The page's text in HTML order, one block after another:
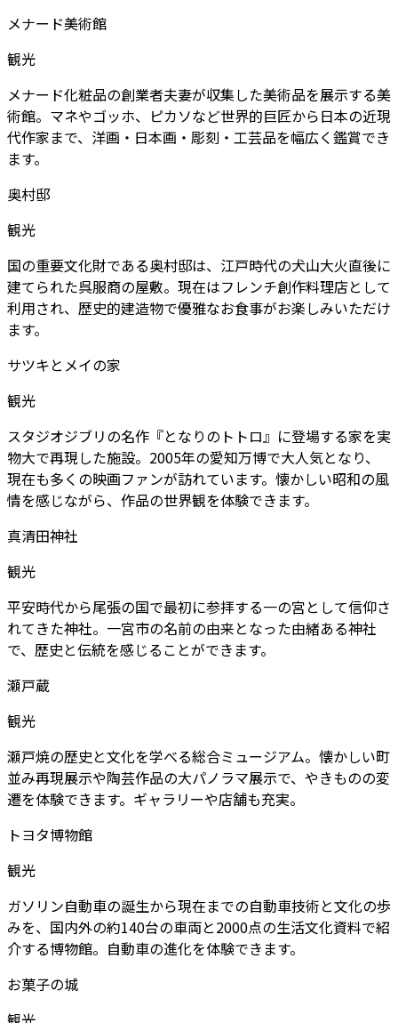
メナード美術館
観光
メナード化粧品の創業者夫妻が収集した美術品を展示する美
術館。マネやゴッホ、ピカソなど世界的巨匠から日本の近現
代作家まで、洋画・日本画・彫刻・工芸品を幅広く鑑賞でき
ます。
奥村邸
観光
国の重要文化財である奥村邸は、江戸時代の犬山大火直後に
建てられた呉服商の屋敷。現在はフレンチ創作料理店として
利用され、歴史的建造物で優雅なお食事がお楽しみいただけ
ます。
サツキとメイの家
観光
スタジオジブリの名作『となりのトトロ』に登場する家を実
物大で再現した施設。2005年の愛知万博で大人気となり、
現在も多くの映画ファンが訪れています。懐かしい昭和の風
情を感じながら、作品の世界観を体験できます。
真清田神社
観光
平安時代から尾張の国で最初に参拝する一の宮として信仰さ
れてきた神社。一宮市の名前の由来となった由緒ある神社
で、歴史と伝統を感じることができます。
瀬戸蔵
観光
瀬戸焼の歴史と文化を学べる総合ミュージアム。懐かしい町
並み再現展示や陶芸作品の大パノラマ展示で、やきものの変
遷を体験できます。ギャラリーや店舗も充実。
トヨタ博物館
観光
ガソリン自動車の誕生から現在までの自動車技術と文化の歩
みを、国内外の約140台の車両と2000点の生活文化資料で紹
介する博物館。自動車の進化を体験できます。
お菓子の城